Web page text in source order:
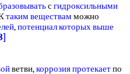
сгидроксильными
таким веществам можно
,потенциал которыхвыше
ветви,коррозия протекаетпо